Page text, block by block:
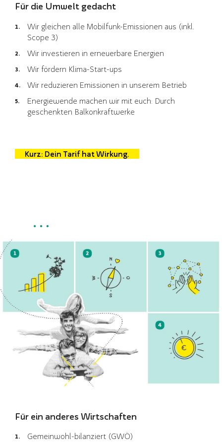
Für die Umwelt gedacht
Wir gleichen alle Mobilfunk-Emissionen aus (inkl.
Scope 3)
Wir investieren in erneuerbare Energien
Wir fördern Klima-Start-ups
Wir reduzieren Emissionen in unserem Betrieb
Energiewende machen wir mit euch: Durch
geschenkten Balkonkraftwerke
Kurz: Dein Tarif hat Wirkung.
Für ein anderes Wirtschaften
Gemeinwohl-bilanziert (GWÖ)